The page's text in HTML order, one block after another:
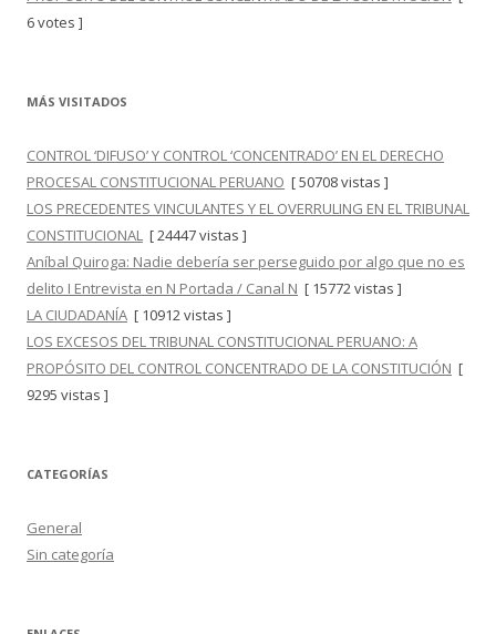
6 votes ]
MÁS VISITADOS
CONTROL ‘DIFUSO’ Y CONTROL ‘CONCENTRADO’ EN EL DERECHO
PROCESAL CONSTITUCIONAL PERUANO [ 50708 vistas ]
LOS PRECEDENTES VINCULANTES Y EL OVERRULING EN EL TRIBUNAL
CONSTITUCIONAL [ 24447 vistas ]
Aníbal Quiroga: Nadie debería ser perseguido por algo que no es
delito I Entrevista en N Portada / Canal N [ 15772 vistas ]
LA CIUDADANÍA [ 10912 vistas ]
LOS EXCESOS DEL TRIBUNAL CONSTITUCIONAL PERUANO: A
PROPÓSITO DEL CONTROL CONCENTRADO DE LA CONSTITUCIÓN [
9295 vistas ]
CATEGORÍAS
General
Sin categoría